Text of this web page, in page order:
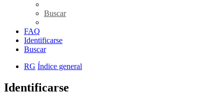
Buscar
FAQ
Identificarse
Buscar
RG Índice general
Identificarse